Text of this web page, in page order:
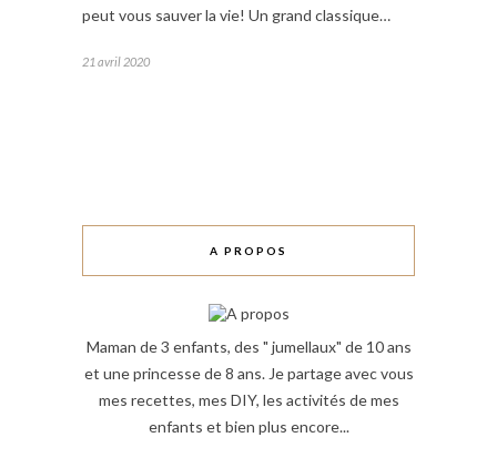
peut vous sauver la vie! Un grand classique…
21 avril 2020
A PROPOS
Maman de 3 enfants, des " jumellaux" de 10 ans
et une princesse de 8 ans. Je partage avec vous
mes recettes, mes DIY, les activités de mes
enfants et bien plus encore...